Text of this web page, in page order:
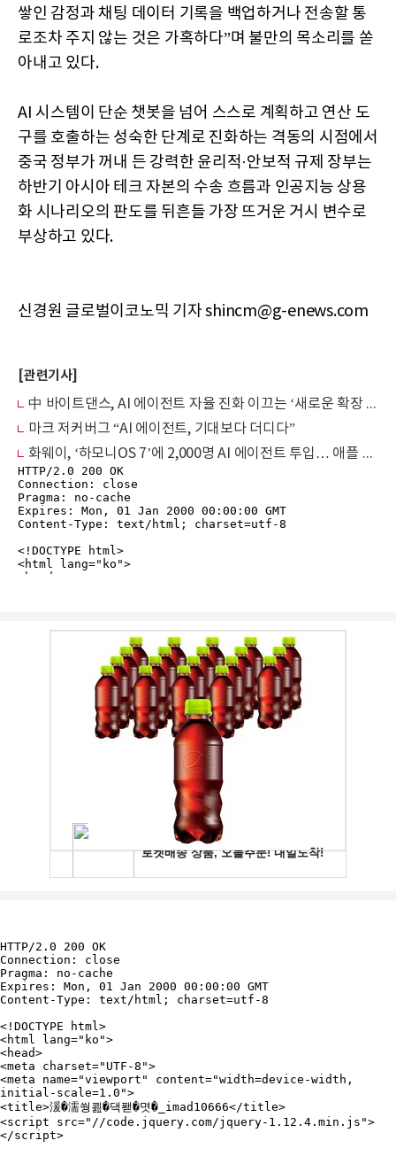
쌓인 감정과 채팅 데이터 기록을 백업하거나 전송할 통
로조차 주지 않는 것은 가혹하다”며 불만의 목소리를 쏟
아내고 있다.
AI 시스템이 단순 챗봇을 넘어 스스로 계획하고 연산 도
구를 호출하는 성숙한 단계로 진화하는 격동의 시점에서
중국 정부가 꺼내 든 강력한 윤리적·안보적 규제 장부는
하반기 아시아 테크 자본의 수송 흐름과 인공지능 상용
화 시나리오의 판도를 뒤흔들 가장 뜨거운 거시 변수로
부상하고 있다.
신경원 글로벌이코노믹 기자 shincm@g-enews.com
[관련기사]
中 바이트댄스, AI 에이전트 자율 진화 이끄는 ‘새로운 확장 법칙’ 발견
마크 저커버그 “AI 에이전트, 기대보다 더디다”
화웨이, ‘하모니OS 7’에 2,000명 AI 에이전트 투입… 애플 中 공백 정조준